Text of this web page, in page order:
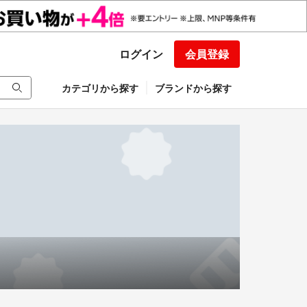
ログイン 会員登録
カテゴリから探す ブランドから探す